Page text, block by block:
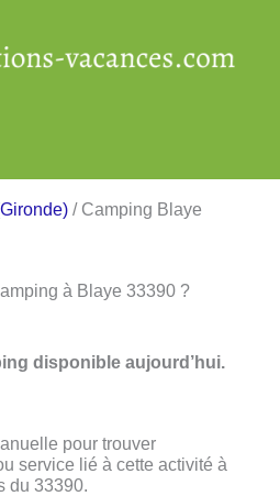
/ Camping Blaye
à Blaye 33390 ?
disponible aujourd’hui.
pour trouver
service lié à cette activité à
du 33390.